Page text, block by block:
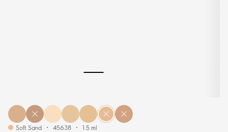
Soft Sand 45638 1.5 ml